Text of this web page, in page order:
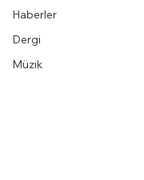
Haberler
Dergi
Müzik